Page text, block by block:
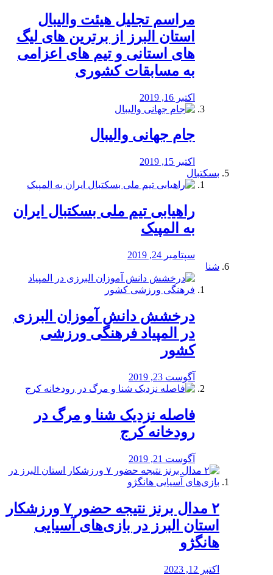
مراسم تجلیل هیئت والیبال
استان البرز از برترین های لیگ
های استانی و تیم های اعزامی
به مسابقات کشوری
اکتبر 16, 2019
جام جهانی والیبال
اکتبر 15, 2019
بسکتبال
راهیابی تیم ملی بسکتبال ایران
به المپیک
سپتامبر 24, 2019
شنا
درخشش دانش آموزان البرزی
در المپیاد فرهنگی ورزشی
کشور
آگوست 23, 2019
️فاصله نزدیک شنا و مرگ در
رودخانه کرج
آگوست 21, 2019
۲ مدال برنز نتیجه حضور ۷ ورزشکار
استان البرز در بازی‌های آسیایی
هانگژو
اکتبر 12, 2023